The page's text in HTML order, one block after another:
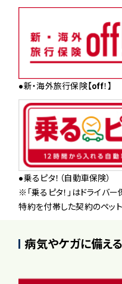
●新・海外旅行保険【off！】
●乗るピタ！（自動車保険）
※「乗るピタ！」はドライバ
特約を付帯した契約のペット
病気やケガに備え